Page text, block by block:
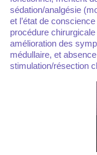
sédation/analgésie
et l’état de
procédure
amélioration des
médullaire, et
stimulation/résection